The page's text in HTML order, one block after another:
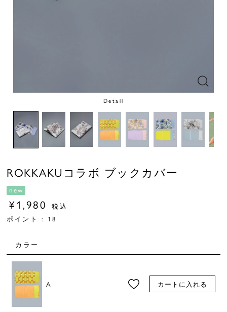
Detail
ROKKAKUコラボ ブックカバー
new
¥1,980
税込
ポイント : 18
カラー
A カートに入れる